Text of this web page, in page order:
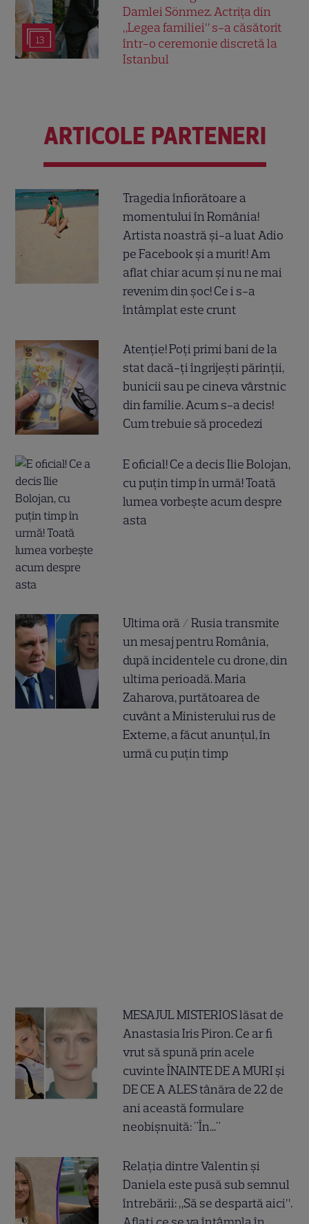
13
Damlei Sönmez. Actrița din
„Legea familiei” s-a căsătorit
într-o ceremonie discretă la
Istanbul
ARTICOLE PARTENERI
Tragedia înfiorătoare a
momentului în România!
Artista noastră și-a luat Adio
pe Facebook și a murit! Am
aflat chiar acum și nu ne mai
revenim din șoc! Ce i s-a
întâmplat este crunt
Atenție! Poți primi bani de la
stat dacă-ți îngrijești părinții,
bunicii sau pe cineva vârstnic
din familie. Acum s-a decis!
Cum trebuie să procedezi
E oficial! Ce a decis Ilie Bolojan,
cu puțin timp în urmă! Toată
lumea vorbește acum despre
asta
Ultima oră / Rusia transmite
un mesaj pentru România,
după incidentele cu drone, din
ultima perioadă. Maria
Zaharova, purtătoarea de
cuvânt a Ministerului rus de
Externe, a făcut anunțul, în
urmă cu puțin timp
MESAJUL MISTERIOS lăsat de
Anastasia Iris Piron. Ce ar fi
vrut să spună prin acele
cuvinte ÎNAINTE DE A MURI și
DE CE A ALES tânăra de 22 de
ani această formulare
neobișnuită: "În..."
Relația dintre Valentin și
Daniela este pusă sub semnul
întrebării: „Să se despartă aici”.